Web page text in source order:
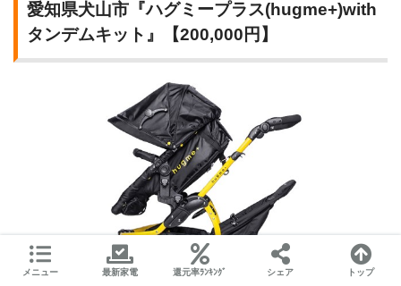
愛知県犬山市『ハグミープラス(hugme+)with
タンデムキット』【200,000円】
メニュー 最新家電 還元率ﾗﾝｷﾝｸﾞ シェア トップ